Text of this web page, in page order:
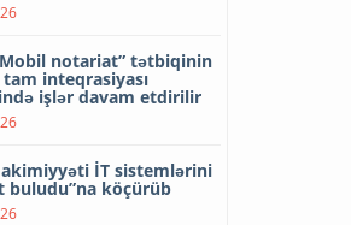
notariat” tətbiqinin
tam inteqrasiyası
işlər davam etdirilir
İT sistemlərini
buludu”na köçürüb